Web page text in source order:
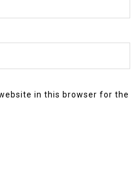
in this browser for the